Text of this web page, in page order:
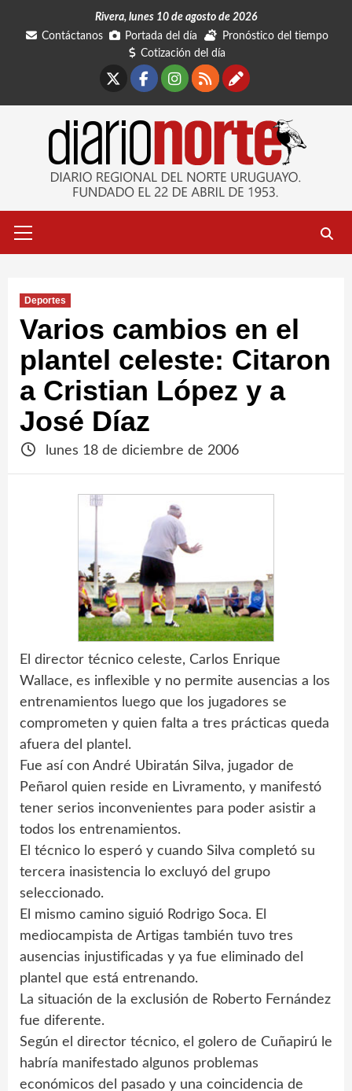
Rivera, lunes 10 de agosto de 2026
Contáctanos
Portada del día
Pronóstico del tiempo
Cotización del día
Facebook
Instagram
RSSContáctanos
primario
Deportes
Varios cambios en el
plantel celeste: Citaron
a Cristian López y a
José Díaz
lunes 18 de diciembre de 2006
El director técnico celeste, Carlos Enrique
Wallace, es inflexible y no permite ausencias a los
entrenamientos luego que los jugadores se
comprometen y quien falta a tres prácticas queda
afuera del plantel.
Fue así con André Ubiratán Silva, jugador de
Peñarol quien reside en Livramento, y manifestó
tener serios inconvenientes para poder asistir a
todos los entrenamientos.
El técnico lo esperó y cuando Silva completó su
tercera inasistencia lo excluyó del grupo
seleccionado.
El mismo camino siguió Rodrigo Soca. El
mediocampista de Artigas también tuvo tres
ausencias injustificadas y ya fue eliminado del
plantel que está entrenando.
La situación de la exclusión de Roberto Fernández
fue diferente.
Según el director técnico, el golero de Cuñapirú le
habría manifestado algunos problemas
económicos del pasado y una coincidencia de